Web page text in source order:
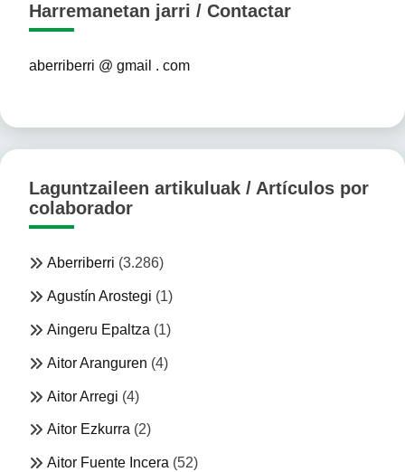
Harremanetan jarri / Contactar
aberriberri @ gmail . com
Laguntzaileen artikuluak / Artículos por
colaborador
Aberriberri (3.286)
Agustín Arostegi (1)
Aingeru Epaltza (1)
Aitor Aranguren (4)
Aitor Arregi (4)
Aitor Ezkurra (2)
Aitor Fuente Incera (52)